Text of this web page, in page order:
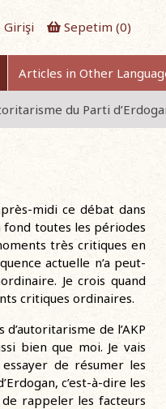
Sepetim (0)
Articles in Other
du Parti
midi ce débat dans
fond toutes les périodes
très critiques en
actuelle n’a peut-
Je crois quand
critiques ordinaires.
de l’AKP
bien que moi. Je vais
de résumer les
c’est-à-dire les
de rappeler les facteurs